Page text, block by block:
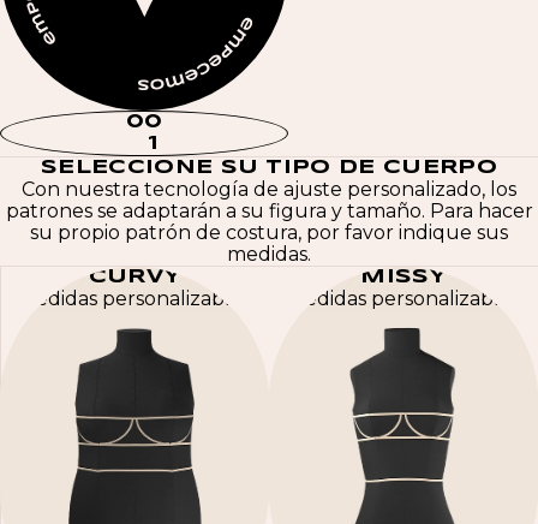
00
1
SELECCIONE SU TIPO DE CUERPO
Con nuestra tecnología de ajuste personalizado, los
patrones se adaptarán a su figura y tamaño. Para hacer
su propio patrón de costura, por favor indique sus
medidas.
CURVY
Medidas personalizables
MISSY
Medidas personalizables